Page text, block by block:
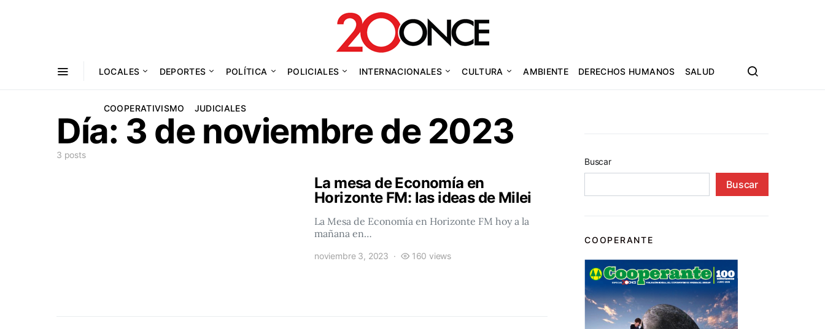
LOCALES DEPORTES POLÍTICA POLICIALES INTERNACIONALES CULTURA AMBIENTE DERECHOS HUMANOS SALUD
COOPERATIVISMO JUDICIALES
Día: 3 de noviembre de 2023
3 posts
La mesa de Economía en
Horizonte FM: las ideas de Milei
La Mesa de Economía en Horizonte FM hoy a la
mañana en…
noviembre 3, 2023 160 views
Buscar
Buscar
COOPERANTE